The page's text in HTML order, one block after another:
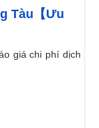
Tàu【Ưu
giá chi phí dịch